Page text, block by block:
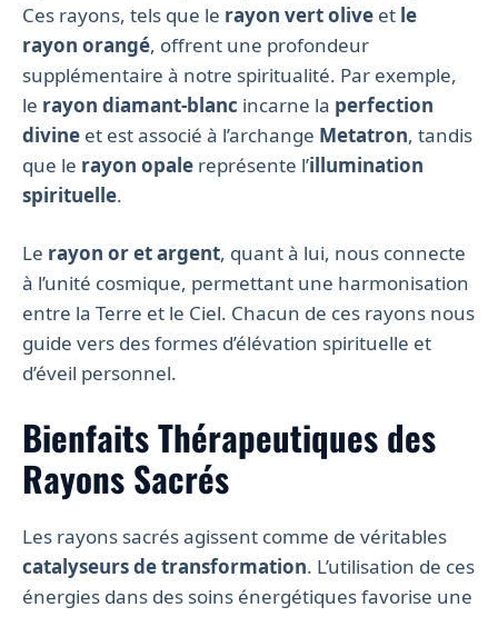
Ces rayons, tels que le rayon vert olive et le
rayon orangé, offrent une profondeur
supplémentaire à notre spiritualité. Par exemple,
le rayon diamant-blanc incarne la perfection
divine et est associé à l’archange Metatron, tandis
que le rayon opale représente l’illumination
spirituelle.
Le rayon or et argent, quant à lui, nous connecte
à l’unité cosmique, permettant une harmonisation
entre la Terre et le Ciel. Chacun de ces rayons nous
guide vers des formes d’élévation spirituelle et
d’éveil personnel.
Bienfaits Thérapeutiques des
Rayons Sacrés
Les rayons sacrés agissent comme de véritables
catalyseurs de transformation. L’utilisation de ces
énergies dans des soins énergétiques favorise une